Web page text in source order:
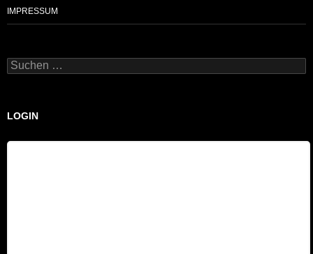
IMPRESSUM
Suchen
nach:
LOGIN